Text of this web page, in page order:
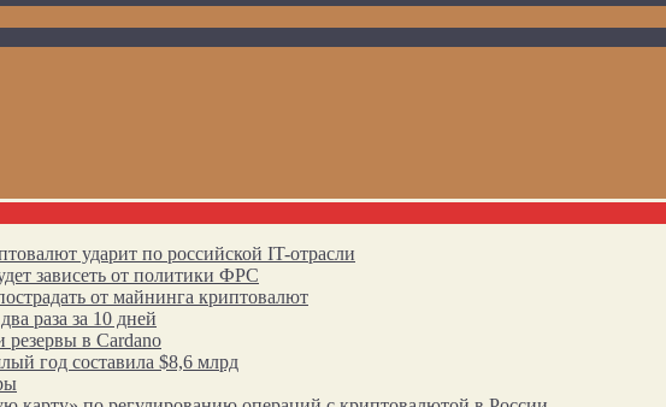
ударит по российской IT-отрасли
зависеть от политики ФРС
от майнинга криптовалют
раза за 10 дней
резервы в Cardano
год составила $8,6 млрд